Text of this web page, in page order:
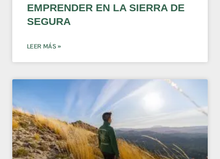
EMPRENDER EN LA SIERRA DE
SEGURA
LEER MÁS »